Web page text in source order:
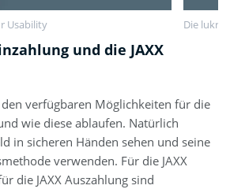
Usability Die
und die JAXX
verfügbaren Möglichkeiten für die
wie diese ablaufen. Natürlich
in sicheren Händen sehen und seine
verwenden. Für die JAXX
die JAXX Auszahlung sind